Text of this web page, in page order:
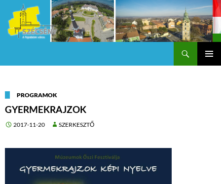
PROGRAMOK
GYERMEKRAJZOK
2017-11-20 SZERKESZTŐ